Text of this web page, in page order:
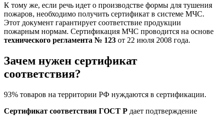
К тому же, если речь идет о производстве формы для тушения
пожаров, необходимо получить сертификат в системе МЧС.
Этот документ гарантирует соответствие продукции
пожарным нормам. Сертификация МЧС проводится на основе
технического регламента № 123 от 22 июля 2008 года.
Зачем нужен сертификат
соответствия?
93% товаров на территории РФ нуждаются в сертификации.
Сертификат соответствия ГОСТ Р дает подтверждение